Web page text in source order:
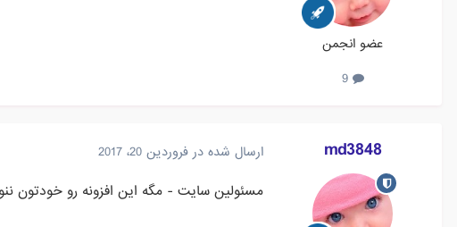
عضو انجمن
9
md3848 ارسال شده در فروردین 20، 2017
مسئولین سایت - مگه این افزونه رو خودتون